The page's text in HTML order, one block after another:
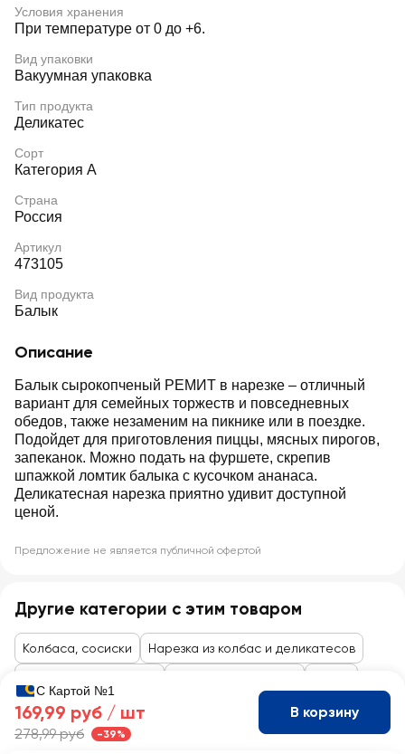
Условия хранения
При температуре от 0 до +6.
Вид упаковки
Вакуумная упаковка
Тип продукта
Деликатес
Сорт
Категория А
Страна
Россия
Артикул
473105
Вид продукта
Балык
Описание
Балык сырокопченый РЕМИТ в нарезке – отличный
вариант для семейных торжеств и повседневных
обедов, также незаменим на пикнике или в поездке.
Подойдет для приготовления пиццы, мясных пирогов,
запеканок. Можно подать на фуршете, скрепив
шпажкой ломтик балыка с кусочком ананаса.
Деликатесная нарезка приятно удивит доступной
ценой.
Предложение не является публичной офертой
Другие категории с этим товаром
Колбаса, сосиски Нарезка из колбас и деликатесов
С Картой №1
169,99 руб / шт
278,99 руб -39%
В корзину